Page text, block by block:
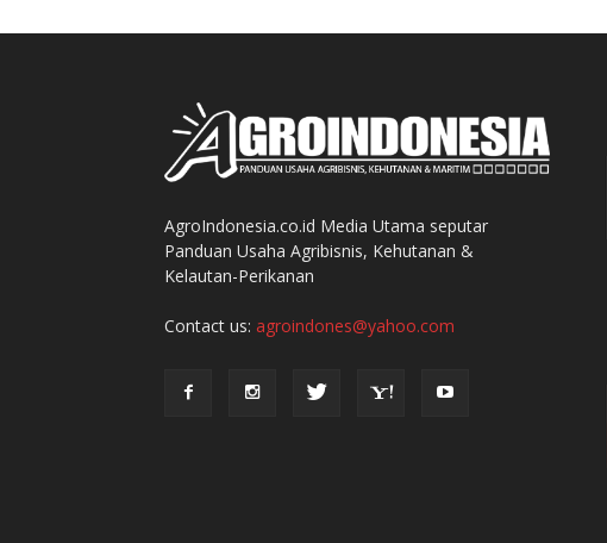
AgroIndonesia.co.id Media Utama seputar
Panduan Usaha Agribisnis, Kehutanan &
Kelautan-Perikanan
Contact us: agroindones@yahoo.com